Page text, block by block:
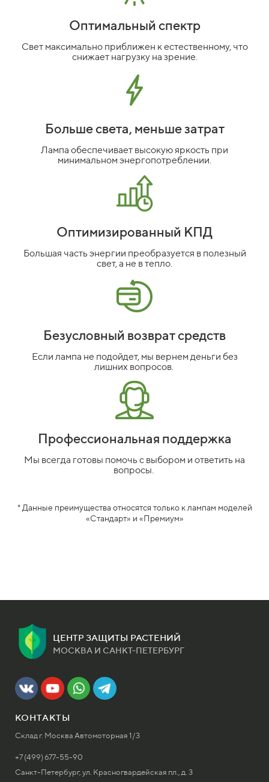
Оптимальный спектр
Свет максимально приближен к естественному, что
снижает нагрузку на зрение.
Больше света, меньше затрат
Лампа обеспечивает высокую яркость при
минимальном энергопотреблении.
Оптимизированный КПД
Большая часть энергии преобразуется в полезный
свет, а не в тепло.
Безусловный возврат средств
Если лампа не подойдет, мы вернем деньги без
лишних вопросов.
Профессиональная поддержка
Мы всегда готовы помочь с выбором и ответить на
вопросы.
* Данные преимущества относятся только к лампам моделей
«Стандарт» и «Премиум»
ЦЕНТР ЗАЩИТЫ РАСТЕНИЙ
МОСКВА И САНКТ-ПЕТЕРБУРГ
КОНТАКТЫ
Склад г. Москва Автомоторная 1/3
+7 (499) 677-55-90
Санкт-Петербург, ул. Красногвардейская пл., д. 3